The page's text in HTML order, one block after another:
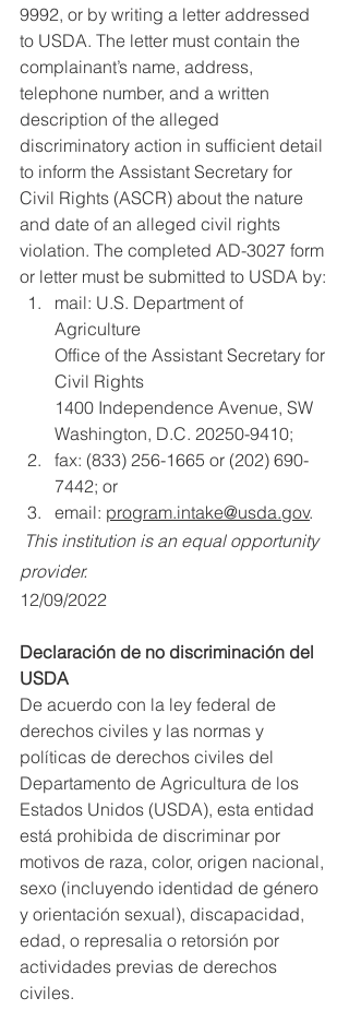
9992, or by writing a letter addressed
to USDA. The letter must contain the
complainant’s name, address,
telephone number, and a written
description of the alleged
discriminatory action in sufficient detail
to inform the Assistant Secretary for
Civil Rights (ASCR) about the nature
and date of an alleged civil rights
violation. The completed AD-3027 form
or letter must be submitted to USDA by:
mail: U.S. Department of
Agriculture
Office of the Assistant Secretary for
Civil Rights
1400 Independence Avenue, SW
Washington, D.C. 20250-9410;
fax: (833) 256-1665 or (202) 690-
7442; or
email: program.intake@usda.gov.
This institution is an equal opportunity
provider.
12/09/2022
Declaración de no discriminación del
USDA
De acuerdo con la ley federal de
derechos civiles y las normas y
políticas de derechos civiles del
Departamento de Agricultura de los
Estados Unidos (USDA), esta entidad
está prohibida de discriminar por
motivos de raza, color, origen nacional,
sexo (incluyendo identidad de género
y orientación sexual), discapacidad,
edad, o represalia o retorsión por
actividades previas de derechos
civiles.